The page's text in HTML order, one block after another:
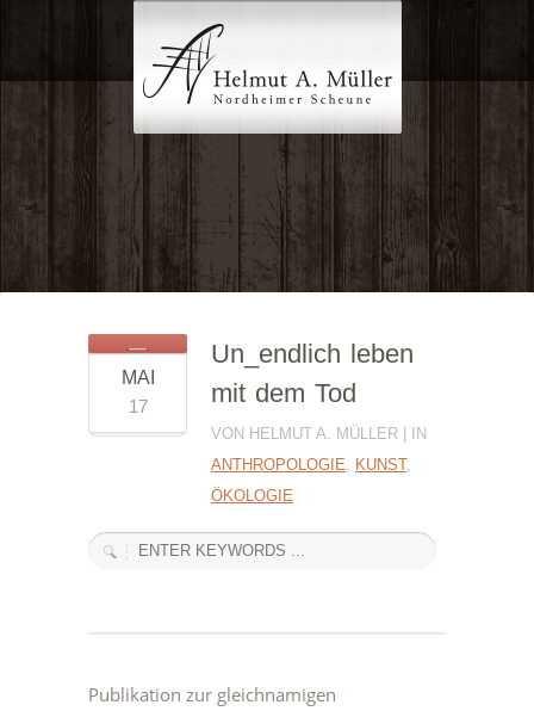
MAI
17
Un_endlich leben
mit dem Tod
VON HELMUT A. MÜLLER | IN
ANTHROPOLOGIE, KUNST,
ÖKOLOGIE
Publikation zur gleichnamigen